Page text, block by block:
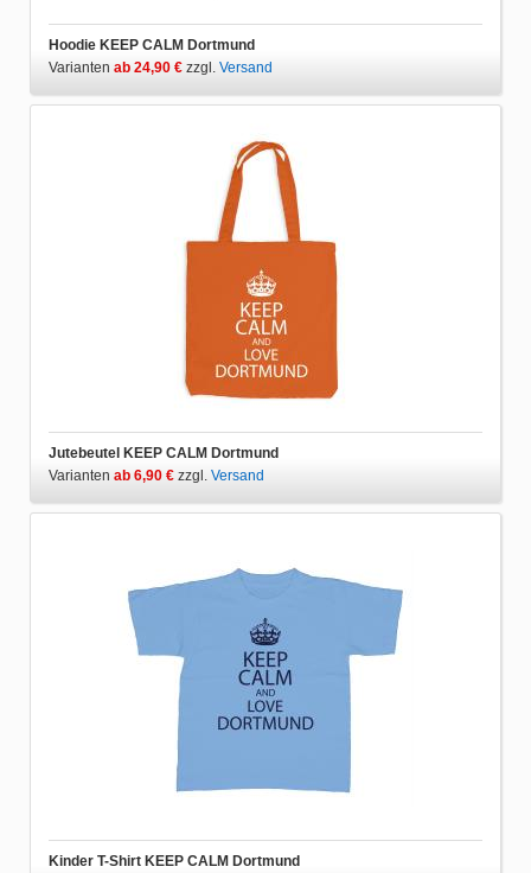
Hoodie KEEP CALM Dortmund
Varianten ab 24,90 € zzgl. Versand
Jutebeutel KEEP CALM Dortmund
Varianten ab 6,90 € zzgl. Versand
Kinder T-Shirt KEEP CALM Dortmund